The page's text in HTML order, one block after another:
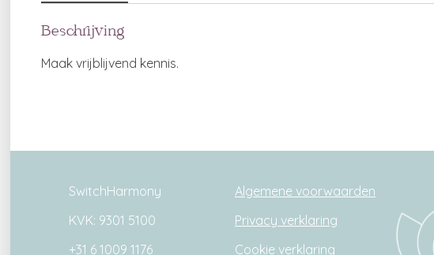
Beschrijving
Maak vrijblijvend kennis.
SwitchHarmony
KVK: 9301 5100
+31 6 1009 1176
Algemene voorwaarden
Privacy verklaring
Cookie verklaring